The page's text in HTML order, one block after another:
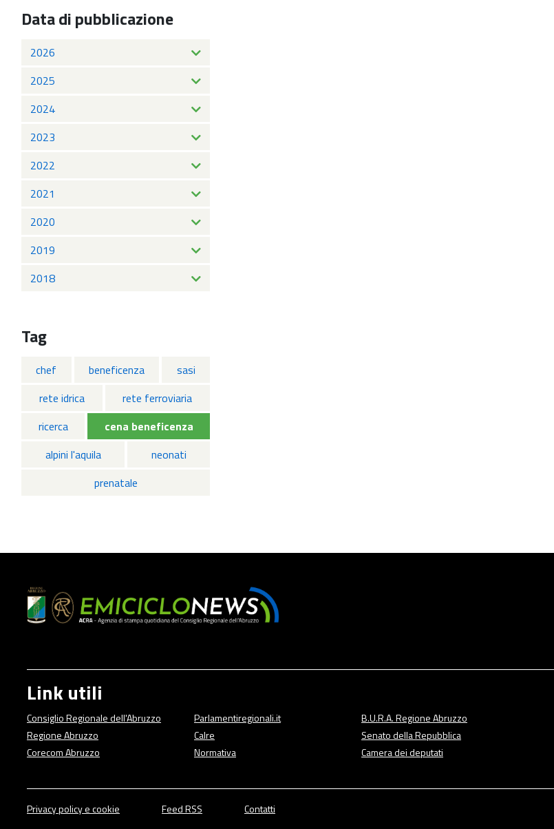
Data di pubblicazione
2026
2025
2024
2023
2022
2021
2020
2019
2018
Tag
chef beneficenza
sasi
rete idrica
rete ferroviaria
ricerca
cena beneficenza
alpini l'aquila
neonati
prenatale
Link utili
Consiglio Regionale dell'Abruzzo
Regione Abruzzo
Corecom Abruzzo
Parlamentiregionali.it
Calre
Normativa
B.U.R.A. Regione Abruzzo
Senato della Repubblica
Camera dei deputati
Privacy policy e cookie Feed RSS Contatti